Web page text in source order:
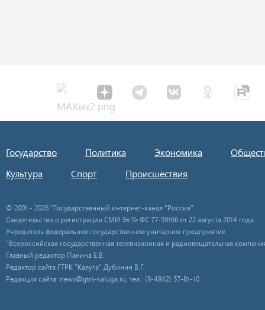
Государство Политика Экономика
Культура
Спорт Происшествия
© 2001 - 2026 "Государственный интернет-канал "Россия".
Свидетельство о регистрации СМИ Эл № ФС 77-59166 от 22 августа 2014 года.
Учредитель федеральное государственное унитарное предприятие
"Всероссийская государственная телевизионная и радиовещательная
Главный редактор Панина Е.В.
Редактор сайта ГТРК "Калуга" Дубинин В.Г.
Редакция сайта: news@gtrk-kaluga.ru, тел.: (8-4842) 57-81-10